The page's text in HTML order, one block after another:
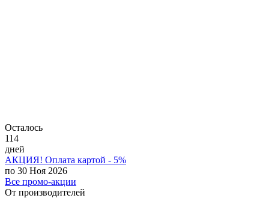
Осталось
114
дней
АКЦИЯ! Оплата картой - 5%
по 30 Ноя 2026
Все промо-акции
От производителей